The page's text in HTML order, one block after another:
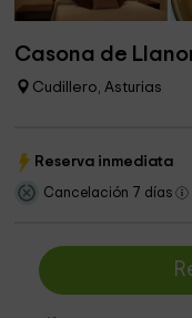
Casona de
Cudillero, Asturias
Reserva inmediata
Cancelación 7 días